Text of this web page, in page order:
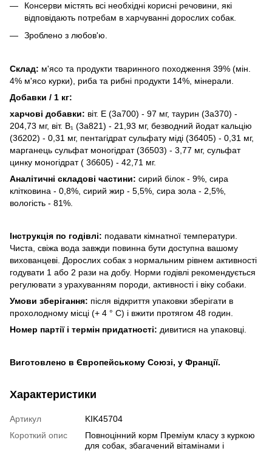
Консерви містять всі необхідні корисні речовини, які
відповідають потребам в харчуванні дорослих собак.
Зроблено з любов'ю.
Склад: м'ясо та продукти тваринного походження 39% (мін.
4% м'ясо курки), риба та рибні продукти 14%, мінерали.
Добавки / 1 кг:
харчові добавки: віт. E (3a700) - 97 мг, таурин (3a370) -
204,73 мг, віт. B₁ (3a821) - 21,93 мг, безводний йодат кальцію
(3б202) - 0,31 мг, пентагідрат сульфату міді (3б405) - 0,31 мг,
марганець сульфат моногідрат (3б503) - 3,77 мг, сульфат
цинку моногідрат ( 3б605) - 42,71 мг.
Аналітичні складові частини: сирий білок - 9%, сира
клітковина - 0,8%, сирий жир - 5,5%, сира зола - 2,5%,
вологість - 81%.
Інструкція по годівлі: подавати кімнатної температури.
Чиста, свіжа вода завжди повинна бути доступна вашому
вихованцеві. Дорослих собак з нормальним рівнем активності
годувати 1 або 2 рази на добу. Норми годівлі рекомендується
регулювати з урахуванням породи, активності і віку собаки.
Умови зберігання: після відкриття упаковки зберігати в
прохолодному місці (+ 4 ° C) і вжити протягом 48 годин.
Номер партії і термін придатності: дивитися на упаковці.
Виготовлено в Європейському Союзі, у Франції.
Характеристики
Артикул
KIK45704
Короткий опис
Повноцінний корм Преміум класу з куркою
для собак, збагачений вітамінами і